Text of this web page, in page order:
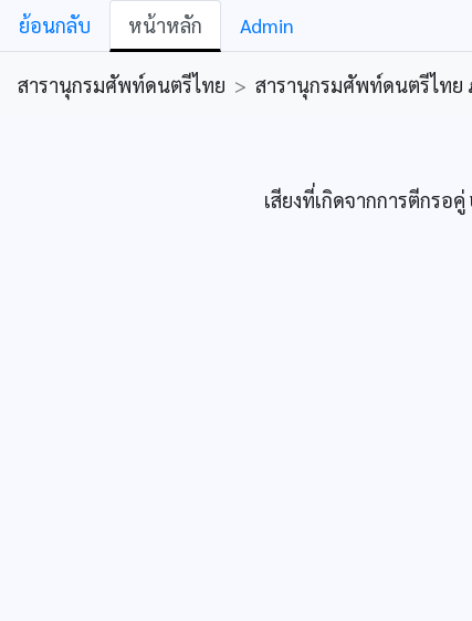
ย้อนกลับ หน้าหลัก Admin
สารานุกรมศัพท์ดนตรีไทย > สารานุกรมศัพท์ดนตรีไทย
เสียงที่เกิดจากการตีกรอ